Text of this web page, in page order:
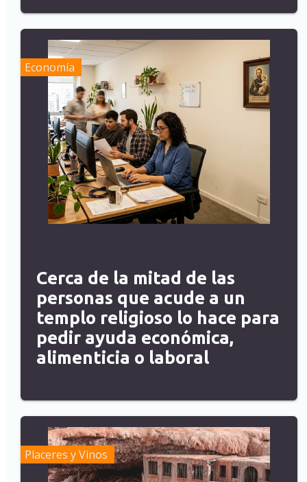
Economía
Cerca de la mitad de las
personas que acude a un
templo religioso lo hace para
pedir ayuda económica,
alimenticia o laboral
Placeres y Vinos